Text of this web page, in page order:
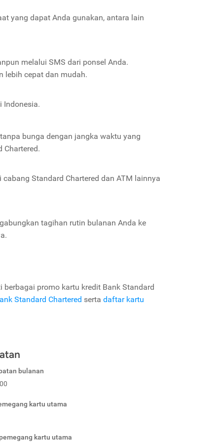
yang dapat Anda gunakan, antara lain
melalui SMS dari ponsel Anda.
lebih cepat dan mudah.
Indonesia.
bunga dengan jangka waktu yang
Chartered.
Standard Chartered dan ATM lainnya
tagihan rutin bulanan Anda ke
promo kartu kredit Bank Standard
Standard Chartered serta daftar kartu
bulanan
kartu utama
kartu utama